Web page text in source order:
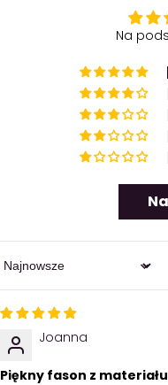
Kolor: kremowy
Miękki, przyjemny w
Modelka ma na sobie
Na
Sort by
Joanna
Piękny fason z